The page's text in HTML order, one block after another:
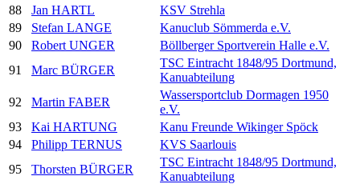
88
Jan HARTL
KSV Strehla
89
Stefan LANGE
Kanuclub Sömmerda e.V.
90
Robert UNGER
Böllberger Sportverein Halle e.V.
91
Marc BÜRGER
TSC Eintracht 1848/95 Dortmund,
Kanuabteilung
92
Martin FABER
Wassersportclub Dormagen 1950
e.V.
93
Kai HARTUNG
Kanu Freunde Wikinger Spöck
94
Philipp TERNUS
KVS Saarlouis
95
Thorsten BÜRGER
TSC Eintracht 1848/95 Dortmund,
Kanuabteilung